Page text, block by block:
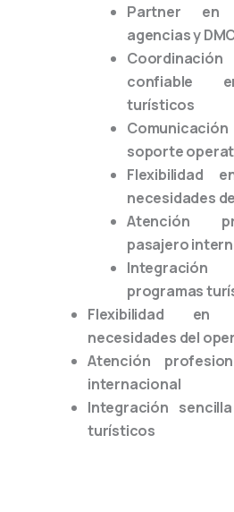
Partner en
agencias y
confiable
turísticos
soporte
Flexibilidad
necesidades
Atención
pasajero
programas
Flexibilidad
necesidades del
Atención
internacional
Integración
turísticos